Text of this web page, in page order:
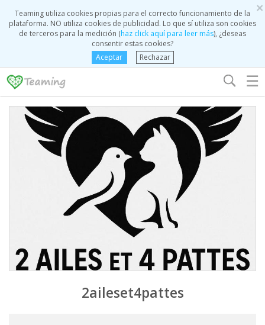
×
Teaming utiliza cookies propias para el correcto funcionamiento de la
plataforma. NO utiliza cookies de publicidad. Lo que sí utiliza son cookies
de terceros para la medición (haz click aquí para leer más), ¿deseas
consentir estas cookies?
Aceptar
Rechazar
☰
2aileset4pattes